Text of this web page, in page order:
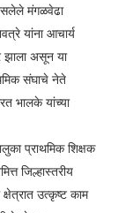
मंगळवेढा
यांना आचार्य
झाला असून या
संघाचे नेते
भालके यांच्या
प्राथमिक शिक्षक
जिल्हास्तरीय
उत्कृष्ट काम